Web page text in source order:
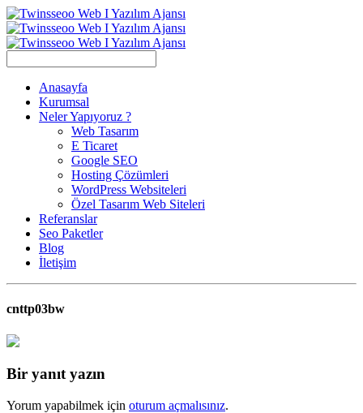
Anasayfa
Kurumsal
Neler Yapıyoruz ?
Web Tasarım
E Ticaret
Google SEO
Hosting Çözümleri
WordPress Websiteleri
Özel Tasarım Web Siteleri
Referanslar
Seo Paketler
Blog
İletişim
cnttp03bw
Bir yanıt yazın
Yorum yapabilmek için oturum açmalısınız.